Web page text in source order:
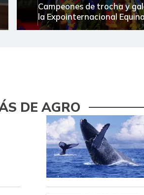
Bagre rayado entero fresco
Bocachico importado
Bola de brazo de res
Bola de pierna de res
Bota de res
Brazo con hueso de cerdo
Campeones de trocha y
la Expointernacional
DE AGRO